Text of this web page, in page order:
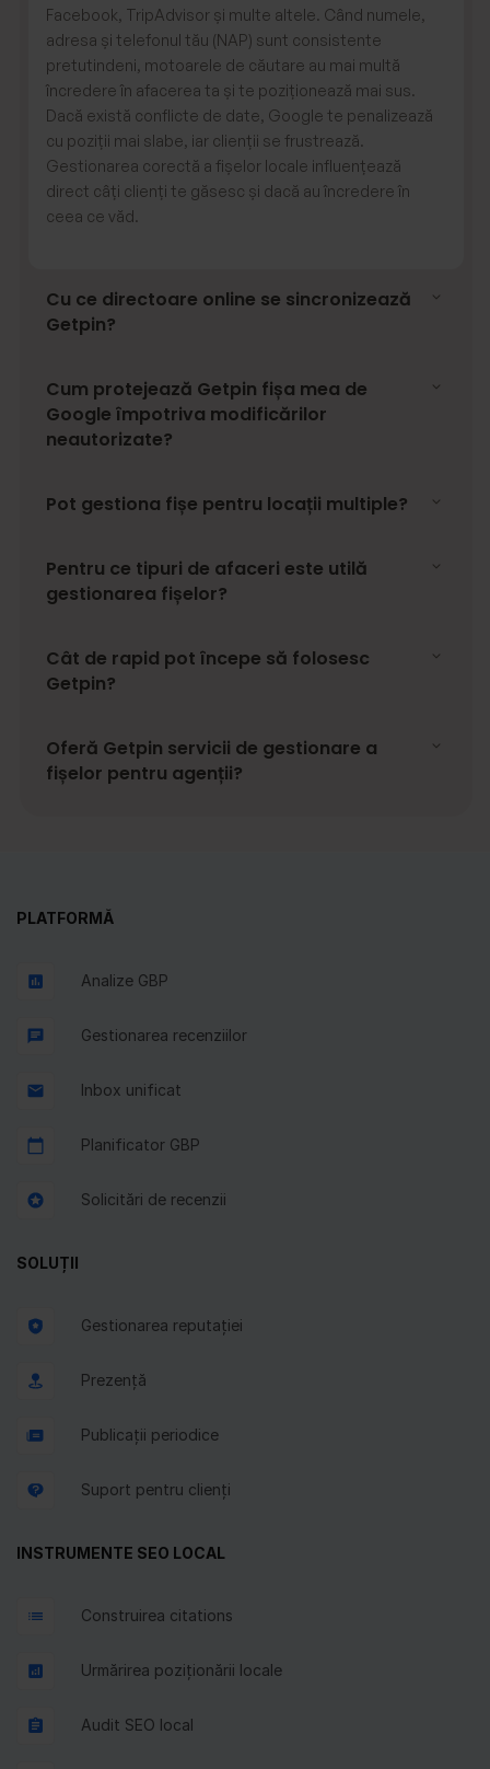
Facebook, TripAdvisor și multe altele. Când numele,
adresa și telefonul tău (NAP) sunt consistente
pretutindeni, motoarele de căutare au mai multă
încredere în afacerea ta și te poziționează mai sus.
Dacă există conflicte de date, Google te penalizează
cu poziții mai slabe, iar clienții se frustrează.
Gestionarea corectă a fișelor locale influențează
direct câți clienți te găsesc și dacă au încredere în
ceea ce văd.
Cu ce directoare online se sincronizează
Getpin?
Cum protejează Getpin fișa mea de
Google împotriva modificărilor
neautorizate?
Pot gestiona fișe pentru locații multiple?
Pentru ce tipuri de afaceri este utilă
gestionarea fișelor?
Cât de rapid pot începe să folosesc
Getpin?
Oferă Getpin servicii de gestionare a
fișelor pentru agenții?
PLATFORMĂ
Analize GBP
Gestionarea recenziilor
Inbox unificat
Planificator GBP
Solicitări de recenzii
SOLUȚII
Gestionarea reputației
Prezență
Publicații periodice
Suport pentru clienți
INSTRUMENTE SEO LOCAL
Construirea citations
Urmărirea poziționării locale
Audit SEO local